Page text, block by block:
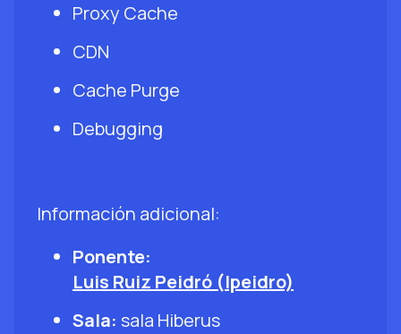
Proxy Cache
CDN
Cache Purge
Debugging
Información adicional:
Ponente:
Luis Ruiz Peidró (lpeidro)
Sala: sala Hiberus